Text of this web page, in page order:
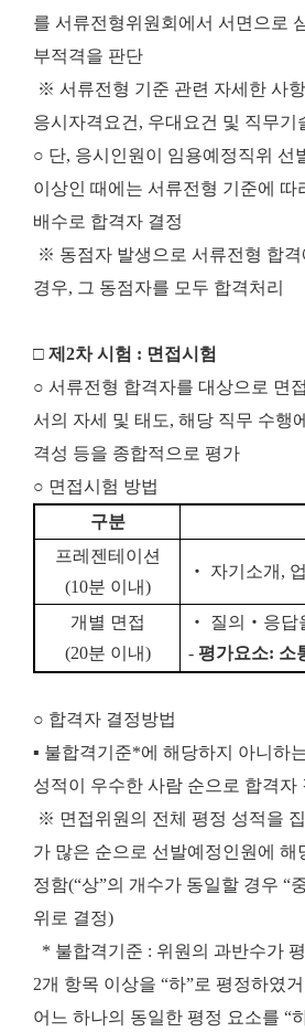
를 서류전형위원회에서 서면으로
부적격을 판단
※ 서류전형 기준 관련 자세한 사
응시자격요건, 우대요건 및 직무기
○ 단, 응시인원이 임용예정직위 선
이상인 때에는 서류전형 기준에 따
배수로 합격자 결정
※ 동점자 발생으로 서류전형 합
경우, 그 동점자를 모두 합격처리
□ 제2차 시험 : 면접시험
○ 서류전형 합격자를 대상으로 면
서의 자세 및 태도, 해당 직무 수행
격성 등을 종합적으로 평가
○ 면접시험 방법
구분
프레젠테이션
(10분 이내)
‧ 자기소개 ,
개별 면접
(20분 이내)
‧ 질의 ‧ 응답
- 평가요소: 소
○ 합격자 결정방법
▪ 불합격기준*에 해당하지 아니하
성적이 우수한 사람 순으로 합격자
※ 면접위원의 전체 평정 성적을
가 많은 순으로 선발예정인원에 해
정함(“상”의 개수가 동일할 경우 “
위로 결정)
* 불합격기준 : 위원의 과반수가
2개 항목 이상을 “하”로 평정하였
어느 하나의 동일한 평정 요소를 “